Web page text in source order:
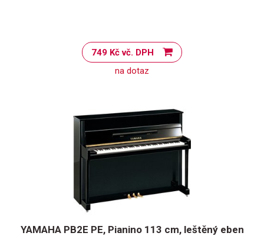
749 Kč vč. DPH
na dotaz
YAMAHA PB2E PE, Pianino 113 cm, leštěný eben